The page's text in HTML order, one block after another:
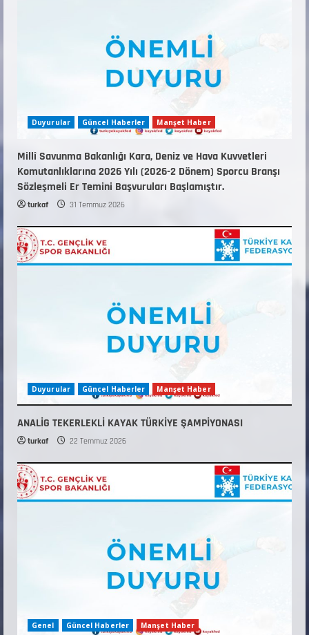
Duyurular Güncel Haberler Manşet Haber
Millî Savunma Bakanlığı Kara, Deniz ve Hava Kuvvetleri
Komutanlıklarına 2026 Yılı (2026-2 Dönem) Sporcu Branşı
Sözleşmeli Er Temini Başvuruları Başlamıştır.
turkaf 31 Temmuz 2026
Duyurular Güncel Haberler Manşet Haber
ANALİG TEKERLEKLİ KAYAK TÜRKİYE ŞAMPİYONASI
turkaf 22 Temmuz 2026
Genel Güncel Haberler Manşet Haber